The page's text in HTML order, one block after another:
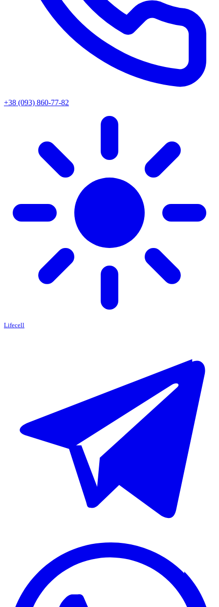
+38 (093) 860-77-82
Lifecell